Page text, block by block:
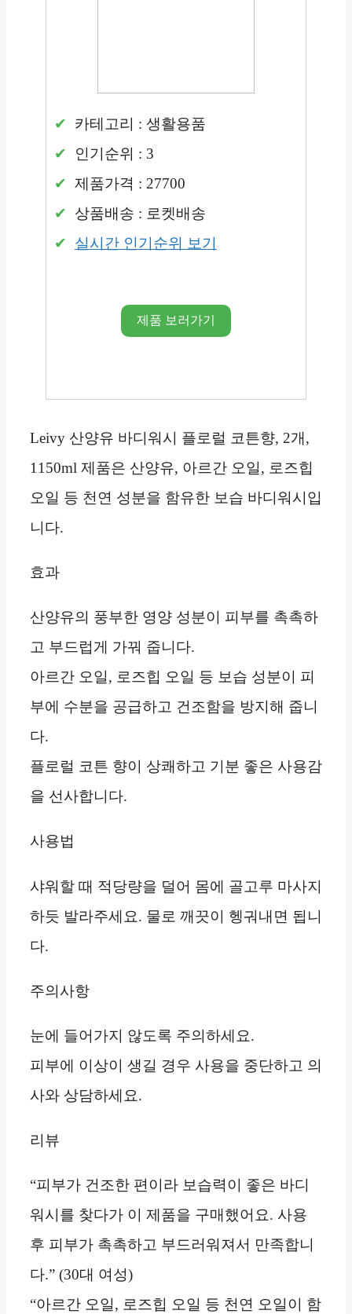
카테고리 : 생활용품
인기순위 : 3
제품가격 : 27700
상품배송 : 로켓배송
실시간 인기순위 보기
제품 보러가기
Leivy 산양유 바디워시 플로럴 코튼향, 2개,
1150ml 제품은 산양유, 아르간 오일, 로즈힙
오일 등 천연 성분을 함유한 보습 바디워시입
니다.
효과
산양유의 풍부한 영양 성분이 피부를 촉촉하
고 부드럽게 가꿔 줍니다.
아르간 오일, 로즈힙 오일 등 보습 성분이 피
부에 수분을 공급하고 건조함을 방지해 줍니
다.
플로럴 코튼 향이 상쾌하고 기분 좋은 사용감
을 선사합니다.
사용법
샤워할 때 적당량을 덜어 몸에 골고루 마사지
하듯 발라주세요. 물로 깨끗이 헹궈내면 됩니
다.
주의사항
눈에 들어가지 않도록 주의하세요.
피부에 이상이 생길 경우 사용을 중단하고 의
사와 상담하세요.
리뷰
“피부가 건조한 편이라 보습력이 좋은 바디
워시를 찾다가 이 제품을 구매했어요. 사용
후 피부가 촉촉하고 부드러워져서 만족합니
다.” (30대 여성)
“아르간 오일, 로즈힙 오일 등 천연 오일이 함